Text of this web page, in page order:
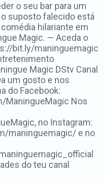
o seu bar para um
suposto falecido está
hilariante em
Magic. — Aceda o
bit.ly/maninguemagic
Magic DStv Canal
um gosto e nos
do Facebook:
ManingueMagic Nos
no Instagram:
maninguemagic/ e no
do teu canal